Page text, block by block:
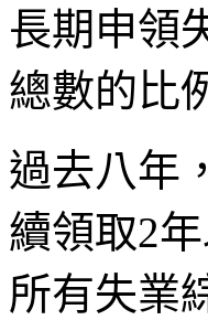
長期申領
總數的比
過去八年
續領取2
所有失業